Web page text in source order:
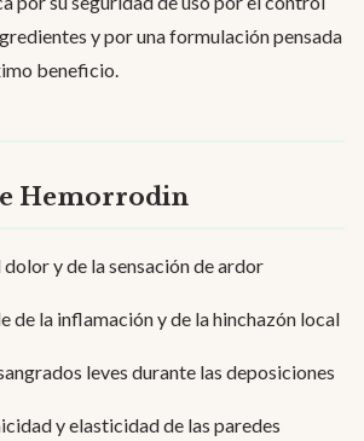
y por una formulación pensada
beneficio.
Hemorrodin
y de la sensación de ardor
de la inflamación y de la hinchazón local
leves durante las deposiciones
y elasticidad de las paredes